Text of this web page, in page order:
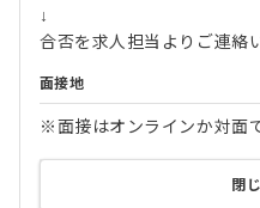
↓
合否を求人担当よりご連絡
面接地
※面接はオンラインか対面
閉